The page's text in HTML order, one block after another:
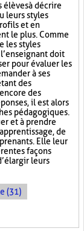
à décrire
leurs styles
et en
le plus. Comme
les styles
doit
pour évaluer les
à ses
des
des
il est alors
pédagogiques.
et à prendre
de
Elle leur
façons
leurs
(31)